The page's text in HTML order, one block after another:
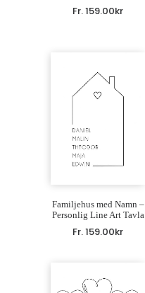
Fr.159.00kr
Familjehus med Namn –
Personlig Line Art Tavla
Fr.159.00kr